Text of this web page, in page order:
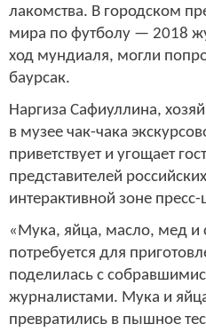
лакомства. В городском
мира по футболу — 2018
ход мундиаля, могли
баурсак.
Наргиза Сафиуллина,
в музее чак-чака
приветствует и угощает
представителей
интерактивной зоне
«Мука, яйца, масло, мед и
потребуется для
поделилась с
журналистами. Мука и
превратились в пышное